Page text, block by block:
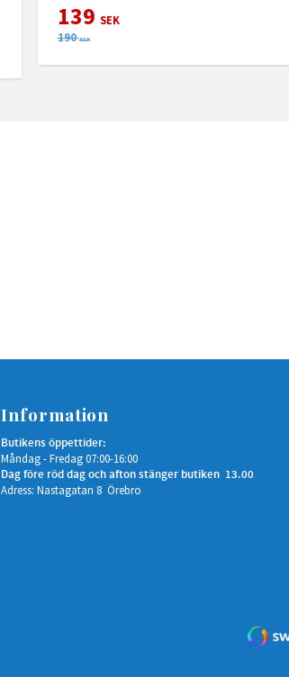
139 SEK
190 SEK
Information
Butikens öppettider:
Måndag - Fredag 07:00-16:00
Dag före röd dag och afton stänger butiken 13.00
Adress: Nastagatan 8 Örebro